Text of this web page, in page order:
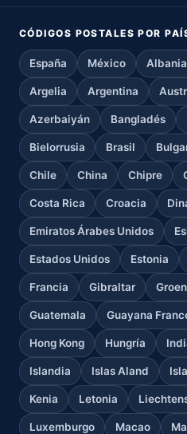
CÓDIGOS POSTALES POR
España México Albania
Argelia Argentina
Azerbaiyán Bangladés
Bielorrusia Brasil
Chile China Chipre
Costa Rica Croacia
Emiratos Árabes Unidos
Estados Unidos Estonia
Francia Gibraltar
Guatemala Guayana
Hong Kong Hungría
Islandia Islas Aland
Kenia Letonia
Luxemburgo Macao